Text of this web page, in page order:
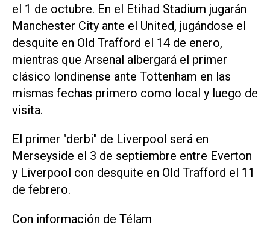
el 1 de octubre. En el Etihad Stadium jugarán
Manchester City ante el United, jugándose el
desquite en Old Trafford el 14 de enero,
mientras que Arsenal albergará el primer
clásico londinense ante Tottenham en las
mismas fechas primero como local y luego de
visita.
El primer "derbi" de Liverpool será en
Merseyside el 3 de septiembre entre Everton
y Liverpool con desquite en Old Trafford el 11
de febrero.
Con información de Télam